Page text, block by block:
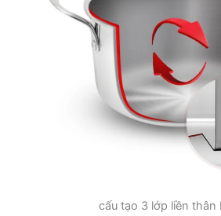
cấu tạo 3 lớp liền thân